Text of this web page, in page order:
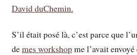
David duChemin.
S’il était posé là, c’est parce que
demes workshopme l’avait